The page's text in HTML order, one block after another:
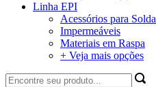
Linha EPI
Acessórios para Solda
Impermeáveis
Materiais em Raspa
+ Veja mais opções